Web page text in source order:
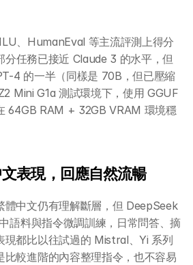
、HumanEval 等主流評測上得分
任務已接近 Claude 3 的水平，但
4 的一半（同樣是 70B，但已壓縮
Mini G1a 測試環境下，使用 GGUF
64GB RAM + 32GB VRAM 環境穩
表現，回應自然流暢
體中文仍有理解斷層，但 DeepSeek
語料與指令微調訓練，日常問答、摘
現都比以往試過的 Mistral、Yi 系列
比較進階的內容整理指令，也不容易